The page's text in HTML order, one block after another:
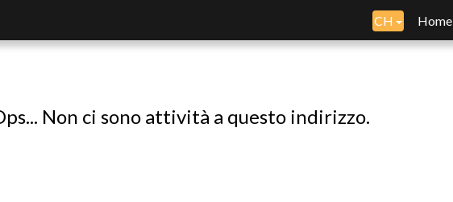
CH Home
Non ci sono attività a questo indirizzo.